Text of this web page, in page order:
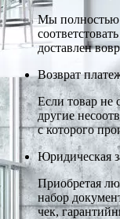
Мы полностью
доставлен
Возврат
Если товар не
другие
с которого
Юридическая
Приобретая
набор
чек,